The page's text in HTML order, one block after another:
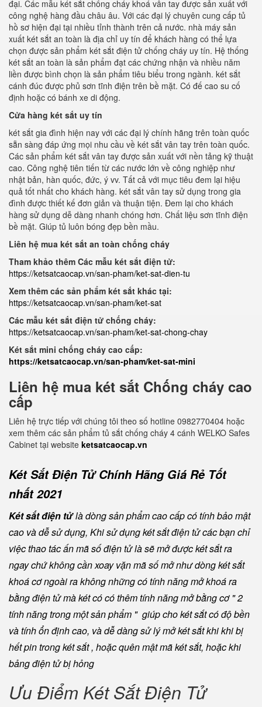
đại. Các mẫu két sắt chống cháy khoá vân tay được sản xuất với
công nghệ hàng đầu châu âu. Với các đại lý chuyên cung cấp tủ
hồ sơ hiện đại tại nhiều tỉnh thành trên cả nước. nhà máy sản
xuất két sắt an toàn là địa chỉ uy tín để khách hàng có thể lựa
chọn được sản phẩm két sắt điện tử chống cháy uy tín. Hệ thống
két sắt an toàn là sản phẩm đạt các chứng nhận và nhiều năm
liền được bình chọn là sản phẩm tiêu biểu trong ngành. két sắt
cánh đúc được phủ sơn tĩnh điện trên bề mặt. Có đế cao su cố
định hoặc có bánh xe di động.
Cửa hàng két sắt uy tín
két sắt gia đình hiện nay với các đại lý chính hãng trên toàn quốc
sẵn sàng đáp ứng mọi nhu cầu về két sắt vân tay trên toàn quốc.
Các sản phẩm két sắt vân tay được sản xuất với nền tảng kỹ thuật
cao. Công nghệ tiên tiến từ các nước lớn về công nghiệp như
nhật bản, hàn quốc, đức, ý vv. Tất cả với mục tiêu đem lại hiệu
quả tốt nhất cho khách hàng. két sắt vân tay sử dụng trong gia
đình được thiết kế đơn giản và thuận tiện. Đem lại cho khách
hàng sử dụng dễ dàng nhanh chóng hơn. Chất liệu sơn tĩnh điện
bề mặt. Giúp tủ luôn bóng đẹp bền mầu.
Liên hệ mua két sắt an toàn chống cháy
Tham khảo thêm Các mẫu két sắt điện tử:
https://ketsatcaocap.vn/san-pham/ket-sat-dien-tu
Xem thêm các sản phẩm két sắt khác tại:
https://ketsatcaocap.vn/san-pham/ket-sat
Các mẫu két sắt điện tử chống cháy:
https://ketsatcaocap.vn/san-pham/ket-sat-chong-chay
Két sắt mini chống cháy cao cấp:
https://ketsatcaocap.vn/san-pham/ket-sat-mini
Liên hệ mua két sắt Chống cháy cao
cấp
Liên hệ trực tiếp với chúng tôi theo số hotline 0982770404 hoặc
xem thêm các sản phẩm tủ sắt chống cháy 4 cánh WELKO Safes
Cabinet tại website ketsatcaocap.vn
Két Sắt Điện Tử Chính Hãng Giá Rẻ Tốt
nhất 2021
Két sắt điện tửlà dòng sản phẩm cao cấp có tính bảo mật
cao và dễ sử dụng, Khi sử dụng két sắt điện tử các bạn chỉ
việc thao tác ấn mã số điện tử là sẽ mở được két sắt ra
ngay chứ không cần xoay vặn mã số mở như dòng két sắt
khoá cơ ngoài ra không những có tính năng mở khoá ra
bằng điện tử mà két có có thêm tính năng mở bằng cơ " 2
tính năng trong một sản phẩm " giúp cho két sắt có độ bền
và tính ổn định cao, và dễ dàng sử lý mở két sắt khi khi bị
hết pin trong két sắt , hoặc quên mật mã két sắt, hoặc khi
bảng điện tử bị hỏng
Ưu Điểm Két Sắt Điện Tử